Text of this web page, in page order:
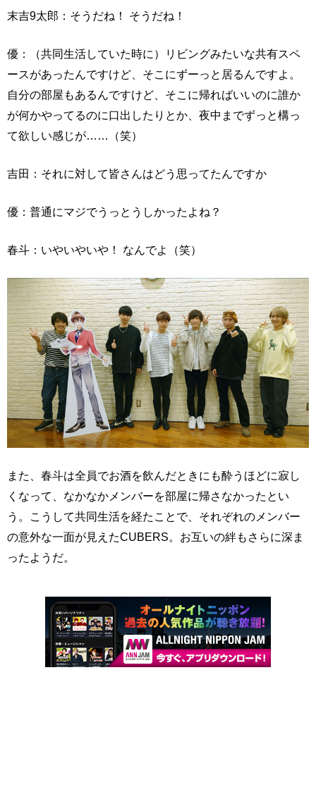
末吉9太郎：そうだね！ そうだね！
優：（共同生活していた時に）リビングみたいな共有スペ
ースがあったんですけど、そこにずーっと居るんですよ。
自分の部屋もあるんですけど、そこに帰ればいいのに誰か
が何かやってるのに口出したりとか、夜中までずっと構っ
て欲しい感じが……（笑）
吉田：それに対して皆さんはどう思ってたんですか
優：普通にマジでうっとうしかったよね？
春斗：いやいやいや！ なんでよ（笑）
また、春斗は全員でお酒を飲んだときにも酔うほどに寂し
くなって、なかなかメンバーを部屋に帰さなかったとい
う。こうして共同生活を経たことで、それぞれのメンバー
の意外な一面が見えたCUBERS。お互いの絆もさらに深ま
ったようだ。